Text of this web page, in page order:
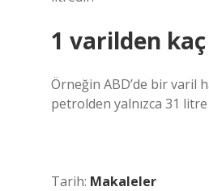
1 varilden
Örneğin ABD’de bir varil
petrolden yalnızca 31
Tarih: Makaleler